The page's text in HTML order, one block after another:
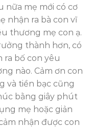
nữa mẹ mới có cơ
nhận ra bà con vĩ
thương mẹ con ạ.
thành hơn, có
ra bố con yêu
nào. Cảm ơn con
và tiền bạc cũng
bằng giây phút
mẹ hoặc giản
nhận được con